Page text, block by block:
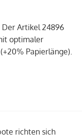
Der Artikel 24896
optimaler
Papierlänge).
richten sich